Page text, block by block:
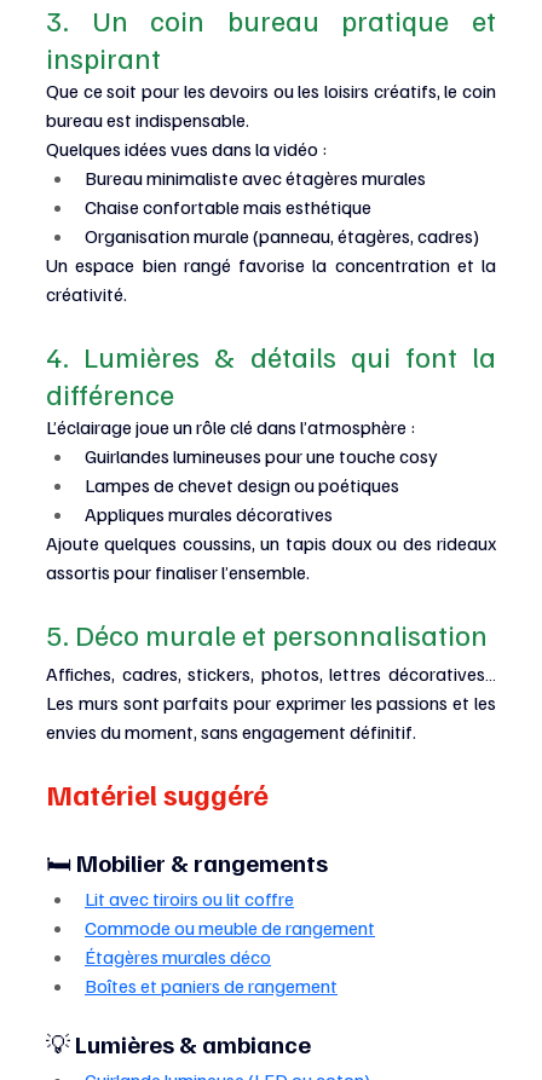
3. Un coin bureau pratique et
inspirant
Que ce soit pour les devoirs ou les loisirs créatifs, le coin
bureau est indispensable.
Quelques idées vues dans la vidéo :
Bureau minimaliste avec étagères murales
Chaise confortable mais esthétique
Organisation murale (panneau, étagères, cadres)
Un espace bien rangé favorise la concentration et la
créativité.
4. Lumières & détails qui font la
différence
L’éclairage joue un rôle clé dans l’atmosphère :
Guirlandes lumineuses pour une touche cosy
Lampes de chevet design ou poétiques
Appliques murales décoratives
Ajoute quelques coussins, un tapis doux ou des rideaux
assortis pour finaliser l’ensemble.
5. Déco murale et personnalisation
Affiches, cadres, stickers, photos, lettres décoratives…
Les murs sont parfaits pour exprimer les passions et les
envies du moment, sans engagement définitif.
Matériel suggéré
🛏️ Mobilier & rangements
Lit avec tiroirs ou lit coffre
Commode ou meuble de rangement
Étagères murales déco
Boîtes et paniers de rangement
💡 Lumières & ambiance